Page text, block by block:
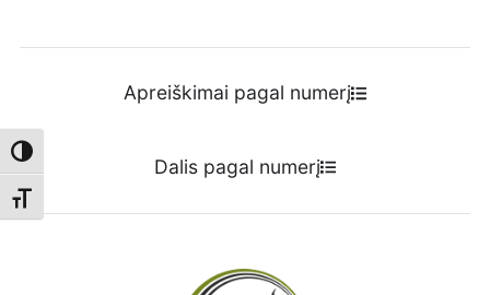
Toggle High Contrast
Toggle Font size
Apreiškimai pagal numerį
Dalis pagal numerį